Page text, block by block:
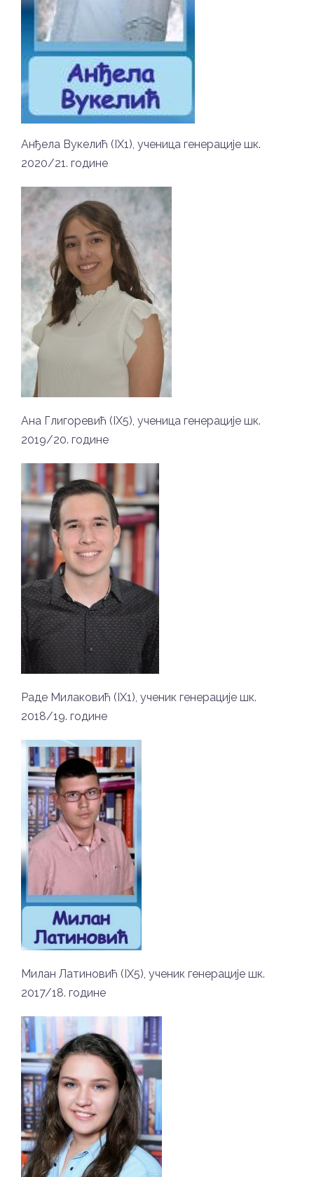
Анђела Вукелић (IX1), ученица генерације шк.
2020/21. године
Ана Глигоревић (IX5), ученица генерације шк.
2019/20. године
Раде Милаковић (IX1), ученик генерације шк.
2018/19. године
Милан Латиновић (IX5), ученик генерације шк.
2017/18. године